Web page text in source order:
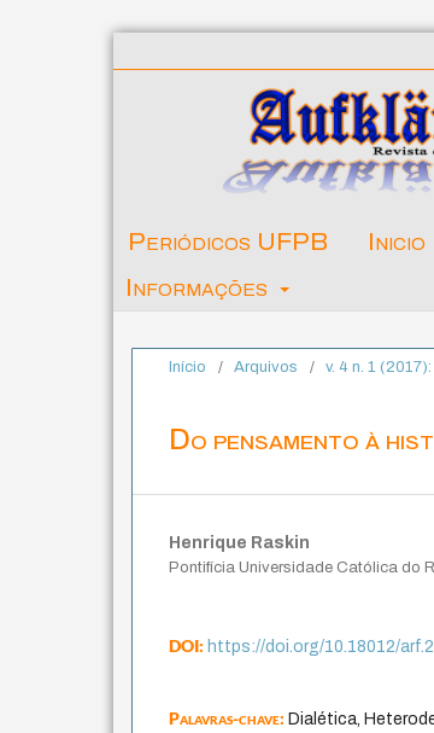
Periódicos UFPB Inicio
Informações
Início / Arquivos / v. 4 n. 1
Do pensamento à
Henrique Raskin
Pontifícia Universidade Católica do
DOI:https://doi.org/10.18012/
Palavras-chave:Dialética,